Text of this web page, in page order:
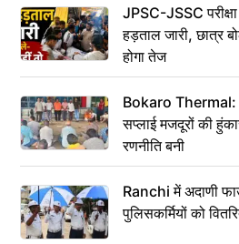
JPSC-JSSC
हड़ताल जारी, छात्र
होगा तेज
Bokaro Thermal:
सप्लाई मजदूरों की
रणनीति बनी
Ranchi में अदाणी
पुलिसकर्मियों को